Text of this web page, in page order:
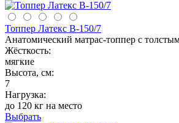
Топпер Латекс В-150/7
Анатомический матрас-топпер с
Жёсткость:
мягкие
Высота, см:
7
Нагрузка:
до 120 кг на место
Выбрать